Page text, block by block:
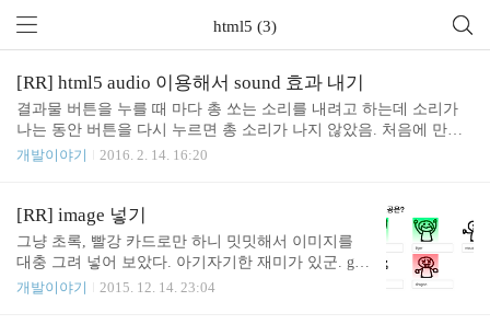
html5 (3)
[RR] html5 audio 이용해서 sound 효과 내기
결과물 버튼을 누를 때 마다 총 쏘는 소리를 내려고 하는데 소리가
나는 동안 버튼을 다시 누르면 총 소리가 나지 않았음. 처음에 만들
었던 방식은 그냥 .play() 만 있었다. play 하는 동안 play 함수를 호출
로 load 한다는 건 쓸데 없는 부하를 주게 된다. 물론 메모리를 아껴
쓰려면 이 방법이 유효할 수도 있다. 그래서 찾다 보니 currentTime
을 0 으로 해서 처음으로 되돌리고 play 를 시키는 방식이 있었다. au
dioElement.currentTime=0; audioElement.play();
개발이야기 2016. 2. 14. 16:20
[RR] image 넣기
그냥 초록, 빨강 카드로만 하니 밋밋해서 이미지를
대충 그려 넣어 보았다. 아기자기한 재미가 있군. gith
ub: https://github.com/junho85/RussianRoulette/issues/21
개발이야기 2015. 12. 14. 23:04